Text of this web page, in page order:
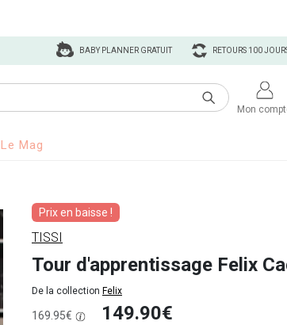
RETOURS 100
BABY PLANNER GRATUIT
Mon
Le Mag
Prix en baisse !
TISSI
Tour d'apprentissage Felix
De la collection Felix
169.95€ 149.90€